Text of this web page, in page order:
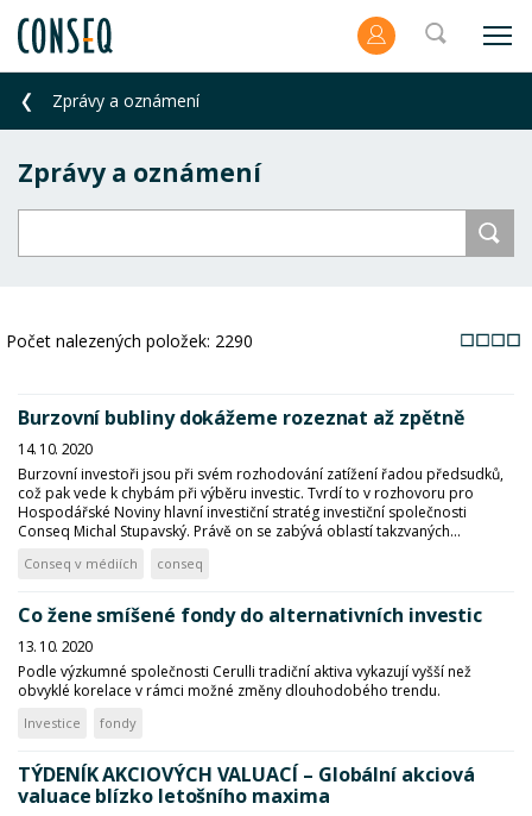
Zprávy a oznámení
Zprávy a oznámení
Počet nalezených položek: 2290
Burzovní bubliny dokážeme rozeznat až zpětně
14. 10. 2020
Burzovní investoři jsou při svém rozhodování zatížení řadou předsudků,
což pak vede k chybám při výběru investic. Tvrdí to v rozhovoru pro
Hospodářské Noviny hlavní investiční stratég investiční společnosti
Conseq Michal Stupavský. Právě on se zabývá oblastí takzvaných...
Conseq v médiích conseq
Co žene smíšené fondy do alternativních investic
13. 10. 2020
Podle výzkumné společnosti Cerulli tradiční aktiva vykazují vyšší než
obvyklé korelace v rámci možné změny dlouhodobého trendu.
Investice fondy
TÝDENÍK AKCIOVÝCH VALUACÍ – Globální akciová
valuace blízko letošního maxima